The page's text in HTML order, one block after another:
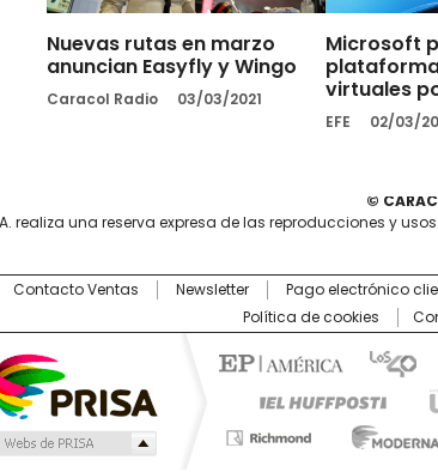
Nuevas rutas en marzo
anuncian Easyfly y Wingo
Caracol Radio 03/03/2021
Microsoft
virtuales
EFE 02/03/
©
realiza una reserva expresa de las reproducciones y
Contacto Ventas Newsletter Pago electrónico
Política de cookies